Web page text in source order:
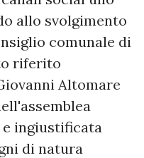
allo svolgimento
comunale di
riferito
Altomare
ingiustificata
di natura